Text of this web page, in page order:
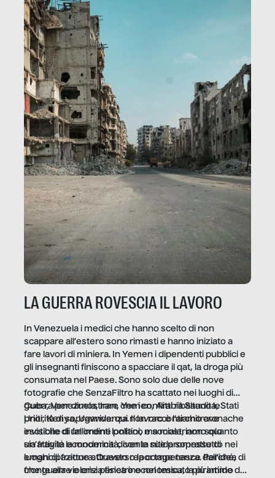
LA GUERRA ROVESCIA IL LAVORO
In Venezuela i medici che hanno scelto di non
scappare all’estero sono rimasti e hanno iniziato a
fare lavori di miniera. In Yemen i dipendenti pubblici e
gli insegnanti finiscono a spacciare il qat, la droga più
consumata nel Paese. Sono solo due delle nove
fotografie che SenzaFiltro ha scattato nei luoghi di
guerra per dimostrare che i conflitti ribaltano le
priorità di sopravvivenza. Il lavoro è l’architrave
invisibile di un ordine politico e sociale, non solo
un’attività economica: diventa nitida soprattutto nei
luoghi di frattura. Questo reportage nasce dall’idea
che guerre e crisi penetrino nel tessuto più intimo
Cuba, Venezuela, Iran, Yemen, Arabia Saudita, Stati
Uniti, Kenya, Uganda: qui non raccontiamo cronache
esotiche di fallimenti lontani, ma mostriamo quanto
sia fragile la modernità, con le sue promesse di
emancipazione attraverso la competenza. Perché, di
fronte alla violenza fisica o economica, la piramide del